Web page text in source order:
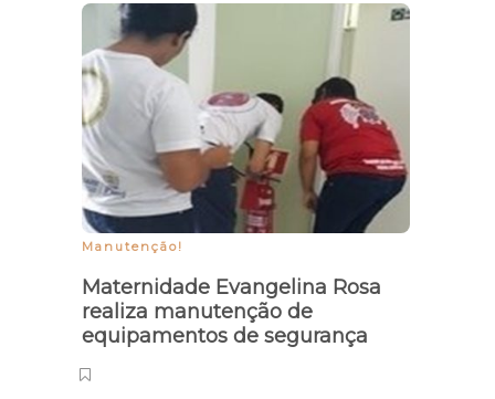
Manutenção!
Maternidade Evangelina Rosa
realiza manutenção de
equipamentos de segurança